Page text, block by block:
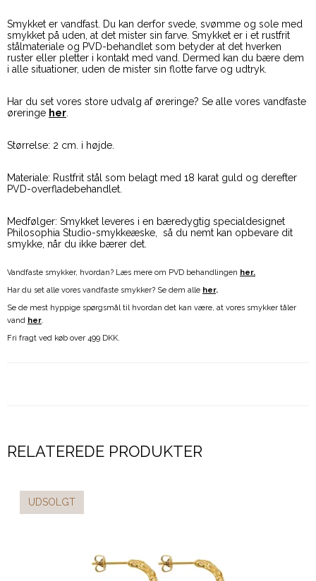
Smykket er vandfast. Du kan derfor svede, svømme og sole med
smykket på uden, at det mister sin farve. Smykket er i et rustfrit
stålmateriale og PVD-behandlet som betyder at det hverken
ruster eller pletter i kontakt med vand. Dermed kan du bære dem
i alle situationer, uden de mister sin flotte farve og udtryk.
Har du set vores store udvalg af øreringe? Se alle vores vandfaste
øreringe her
Størrelse: 2 cm. i højde.
Materiale: Rustfrit stål som belagt med 18 karat guld og derefter
PVD-overfladebehandlet.
Medfølger: Smykket leveres i en bæredygtig specialdesignet
Philosophia Studio-smykkeæske, så du nemt kan opbevare dit
smykke, når du ikke bærer det.
Vandfaste smykker, hvordan? Læs mere om PVD behandlingen her.
Har du set alle vores vandfaste smykker? Se dem alle her.
Se de mest hyppige spørgsmål til hvordan det kan være, at vores smykker tåler
vand her.
Fri fragt ved køb over 499 DKK.
RELATEREDE PRODUKTER
UDSOLGT